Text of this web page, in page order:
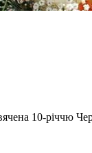
10-річчю